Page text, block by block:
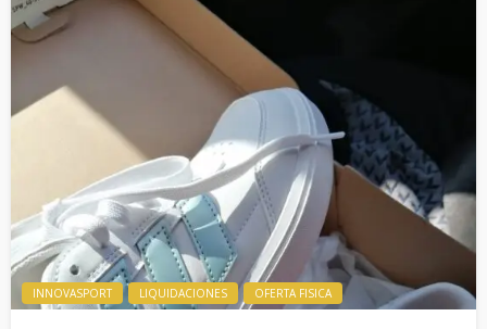
INNOVASPORT LIQUIDACIONES OFERTA FISICA